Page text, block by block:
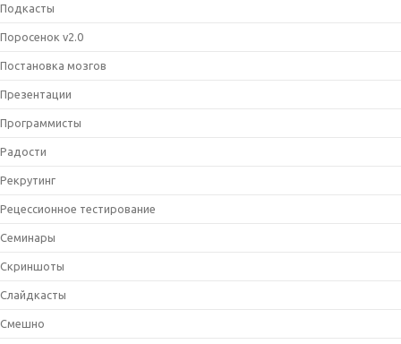
Подкасты
Поросенок v2.0
Постановка мозгов
Презентации
Программисты
Радости
Рекрутинг
Рецессионное тестирование
Семинары
Скриншоты
Слайдкасты
Смешно